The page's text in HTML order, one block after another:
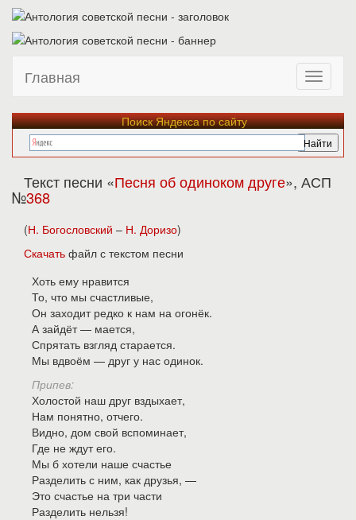
Главная
Поиск Яндекса по сайту
Текст песни «Песня об одиноком друге», АСП
№368
(Н. Богословский – Н. Доризо)
Скачать файл с текстом песни
Хоть ему нравится
То, что мы счастливые,
Он заходит редко к нам на огонёк.
А зайдёт — мается,
Спрятать взгляд старается.
Мы вдвоём — друг у нас одинок.
Припев:
Холостой наш друг вздыхает,
Нам понятно, отчего.
Видно, дом свой вспоминает,
Где не ждут его.
Мы б хотели наше счастье
Разделить с ним, как друзья, —
Это счастье на три части
Разделить нельзя!